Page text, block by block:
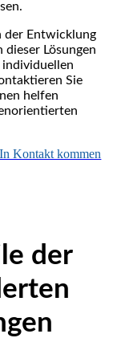
der Entwicklung
Lösungen
individuellen
Sie
helfen
In Kontakt kommen
der